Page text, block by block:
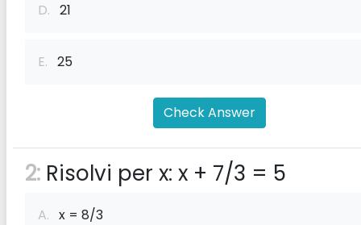
D. 21
E. 25
Check Answer
2: Risolvi per x: x + 7/3 = 5
A. x = 8/3